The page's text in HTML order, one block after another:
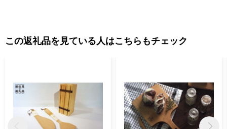
この返礼品を見ている人はこちらもチェック